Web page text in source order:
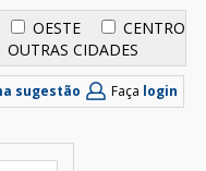
OESTE
CENTRO
OUTRAS CIDADES
sugestão Faça login